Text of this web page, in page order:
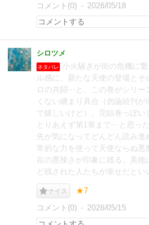
コメント(0) 2026/05/18
シロツメ
ネタバレ
小火騒ぎが街の危機に
ル感に、新たな天使の登場とそ
ロの共闘⋯と、この巻がシリー
くない纏まり具合（勿論続刊が
で嬉しいけど）。完結巻っぽい
とりあえず第1章まで⋯と思っ
先が気になってどんどん読み進
常的な力を使って天使ならぬ悪
在の悪辣さが印象に残る。美穂
ど残された人たちが幸せだとい
ナイス ★7
コメント(0) 2026/05/15